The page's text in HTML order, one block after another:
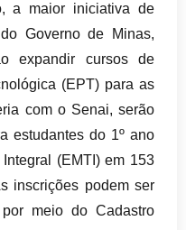
a maior iniciativa de
Governo de Minas,
expandir cursos de
(EPT) para as
com o Senai, serão
estudantes do 1º ano
(EMTI) em 153
inscrições podem ser
meio do Cadastro